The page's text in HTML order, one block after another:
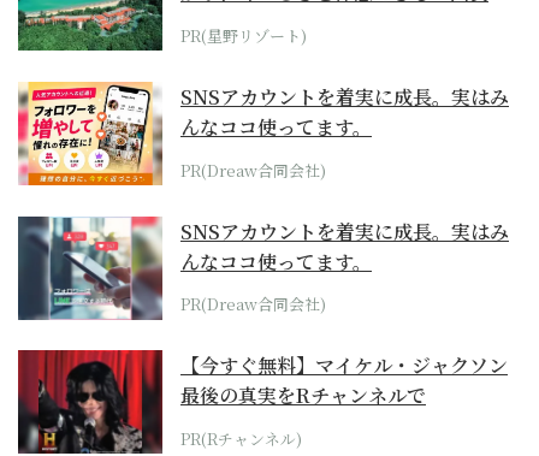
ホテル by...
PR(星野リゾート)
SNSアカウントを着実に成長。実はみ
んなココ使ってます。
PR(Dreaw合同会社)
SNSアカウントを着実に成長。実はみ
んなココ使ってます。
PR(Dreaw合同会社)
【今すぐ無料】マイケル・ジャクソン
最後の真実をRチャンネルで
PR(Rチャンネル)